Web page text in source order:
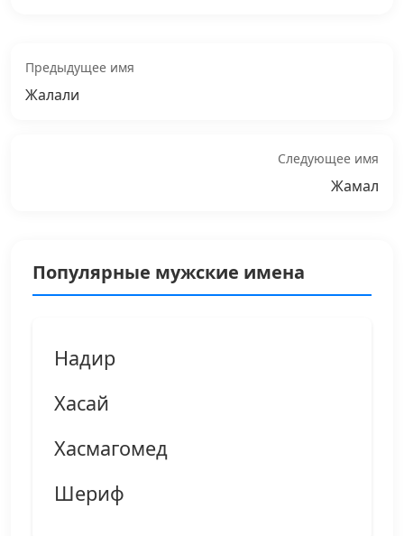
Предыдущее имя
Жалали
Следующее имя
Жамал
Популярные мужские имена
Надир
Хасай
Хасмагомед
Шериф